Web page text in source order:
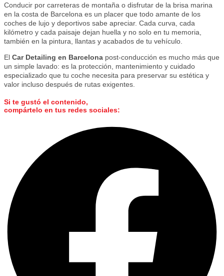
Conducir por carreteras de montaña o disfrutar de la brisa marina
en la costa de Barcelona es un placer que todo amante de los
coches de lujo y deportivos sabe apreciar. Cada curva, cada
kilómetro y cada paisaje dejan huella y no solo en tu memoria,
también en la pintura, llantas y acabados de tu vehículo.
El Car Detailing en Barcelona post-conducción es mucho más que
un simple lavado: es la protección, mantenimiento y cuidado
especializado que tu coche necesita para preservar su estética y
valor incluso después de rutas exigentes.
Si te gustó el contenido,
compártelo en tus redes sociales: